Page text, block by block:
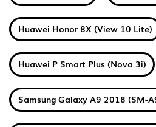
Huawei Honor 8X (View 10 Lite)
Huawei P Smart Plus (Nova 3i)
Samsung Galaxy A9 2018 (SM-